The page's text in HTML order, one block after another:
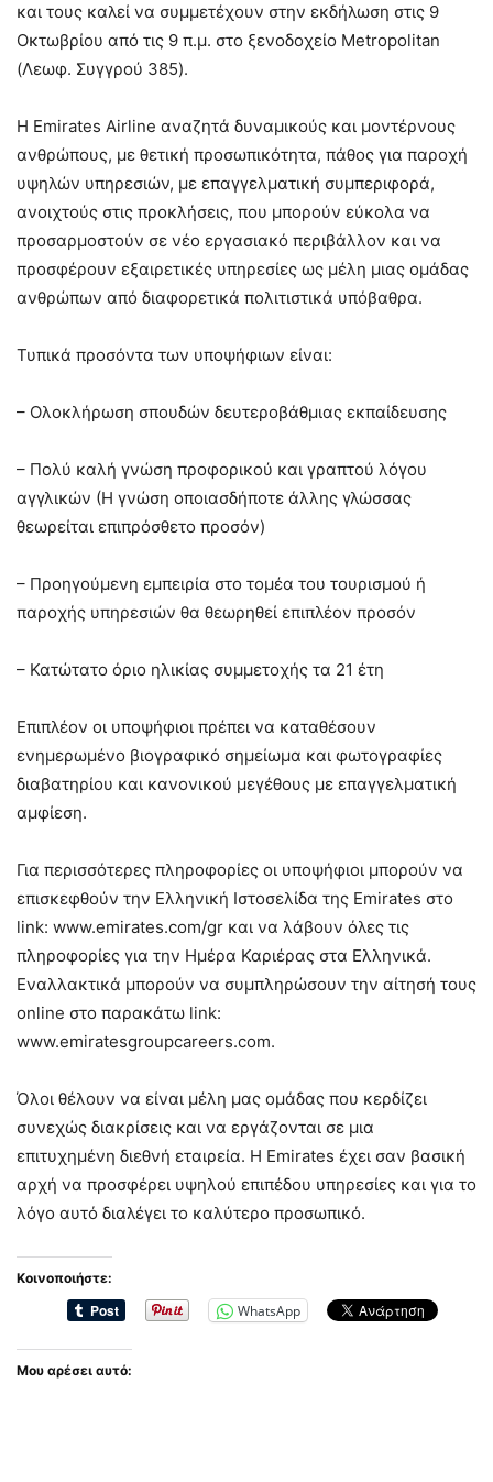
και τους καλεί να συμμετέχουν στην εκδήλωση στις 9
Οκτωβρίου από τις 9 π.μ. στο ξενοδοχείο Metropolitan
(Λεωφ. Συγγρού 385).
Η Emirates Airline αναζητά δυναμικούς και μοντέρνους
ανθρώπους, με θετική προσωπικότητα, πάθος για παροχή
υψηλών υπηρεσιών, με επαγγελματική συμπεριφορά,
ανοιχτούς στις προκλήσεις, που μπορούν εύκολα να
προσαρμοστούν σε νέο εργασιακό περιβάλλον και να
προσφέρουν εξαιρετικές υπηρεσίες ως μέλη μιας ομάδας
ανθρώπων από διαφορετικά πολιτιστικά υπόβαθρα.
Τυπικά προσόντα των υποψήφιων είναι:
– Ολοκλήρωση σπουδών δευτεροβάθμιας εκπαίδευσης
– Πολύ καλή γνώση προφορικού και γραπτού λόγου
αγγλικών (Η γνώση οποιασδήποτε άλλης γλώσσας
θεωρείται επιπρόσθετο προσόν)
– Προηγούμενη εμπειρία στο τομέα του τουρισμού ή
παροχής υπηρεσιών θα θεωρηθεί επιπλέον προσόν
– Κατώτατο όριο ηλικίας συμμετοχής τα 21 έτη
Επιπλέον οι υποψήφιοι πρέπει να καταθέσουν
ενημερωμένο βιογραφικό σημείωμα και φωτογραφίες
διαβατηρίου και κανονικού μεγέθους με επαγγελματική
αμφίεση.
Για περισσότερες πληροφορίες οι υποψήφιοι μπορούν να
επισκεφθούν την Ελληνική Ιστοσελίδα της Emirates στο
link: www.emirates.com/gr και να λάβουν όλες τις
πληροφορίες για την Ημέρα Καριέρας στα Ελληνικά.
Εναλλακτικά μπορούν να συμπληρώσουν την αίτησή τους
online στο παρακάτω link:
www.emiratesgroupcareers.com.
Όλοι θέλουν να είναι μέλη μας ομάδας που κερδίζει
συνεχώς διακρίσεις και να εργάζονται σε μια
επιτυχημένη διεθνή εταιρεία. Η Emirates έχει σαν βασική
αρχή να προσφέρει υψηλού επιπέδου υπηρεσίες και για το
λόγο αυτό διαλέγει το καλύτερο προσωπικό.
Κοινοποιήστε:
WhatsApp
Μου αρέσει αυτό: